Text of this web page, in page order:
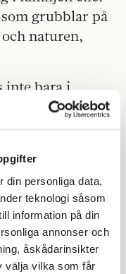
din personliga data,
teknologi såsom
information på din
annonser och
åskådarinsikter
välja vilka som får
grubblar på
naturen,
inte bara i
teatern de
stadsteater
biografi
framträdande
är alltid utlånad
misstänka
sköljas av det
vad vi anat. <